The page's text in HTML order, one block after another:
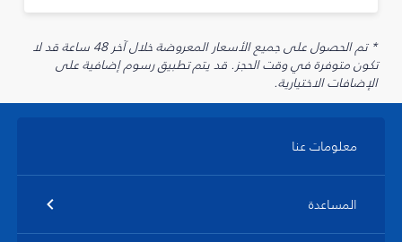
* تم الحصول على جميع الأسعار المعروضة خلال آخر 48 ساعة قد لا
تكون متوفرة في وقت الحجز. قد يتم تطبيق رسوم إضافية على
الإضافات الاختيارية.
معلومات عنا
المساعدة